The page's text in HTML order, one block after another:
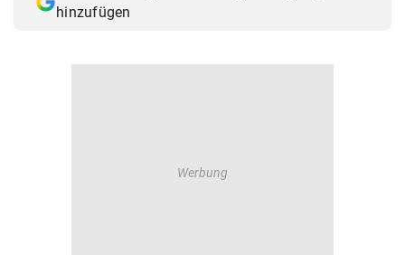
hinzufügen